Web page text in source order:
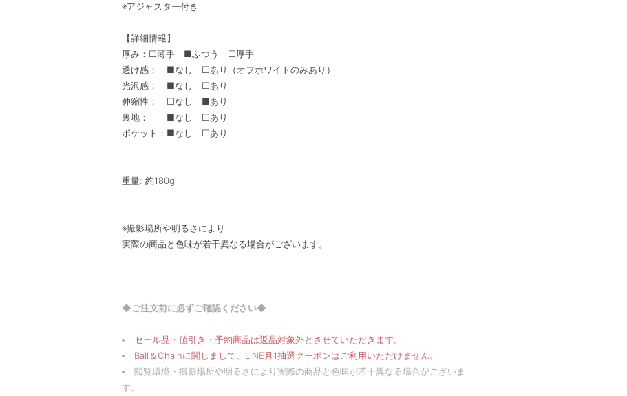
※アジャスター付き
【詳細情報】
厚み：□薄手 ■ふつう □厚手
透け感： ■なし □あり（オフホワイトのみあり）
光沢感： ■なし □あり
伸縮性： □なし ■あり
裏地： ■なし □あり
ポケット：■なし □あり
重量: 約180g
※撮影場所や明るさにより
実際の商品と色味が若干異なる場合がございます。
◆ご注文前に必ずご確認ください◆
セール品・値引き・予約商品は返品対象外とさせていただきます。
Ball＆Chainに関しまして、LINE月1抽選クーポンはご利用いただけません。
閲覧環境・撮影場所や明るさにより実際の商品と色味が若干異なる場合がございま
す。